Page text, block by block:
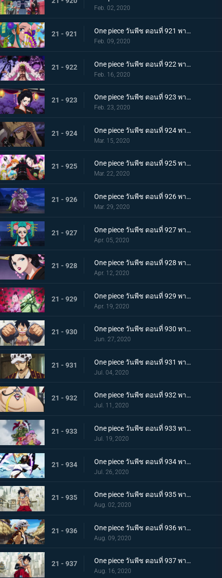
Feb. 02, 2020
21 - 921 One piece วันพีช ตอนที่ 921 พากย์ไทย ความงดงามตระการตา สาวงามแห่งประเทศวาโนะ โคมุราซากิ
Feb. 09, 2020
21 - 922 One piece วันพีช ตอนที่ 922 พากย์ไทย ตำนานลูกผู้ชาย! การเดินทางของโซโลและโทโนะยาสุ!
Feb. 16, 2020
21 - 923 One piece วันพีช ตอนที่ 923 พากย์ไทย สถานการณ์ฉุกเฉิน บิ๊กมัมย่างกรายสู่วาโนะ!
Feb. 23, 2020
21 - 924 One piece วันพีช ตอนที่ 924 พากย์ไทย เมืองในความโกลาหล! นักฆ่าหน้าใหม่ที่หมายหัวซันจิ
Mar. 15, 2020
21 - 925 One piece วันพีช ตอนที่ 925 พากย์ไทย การต่อสู้ครั้งใหญ่! ผู้พิทักษ์หน้ากากโซบะ!
Mar. 22, 2020
21 - 926 One piece วันพีช ตอนที่ 926 พากย์ไทย เข้าตาจน โอโรจิโอนิวาบังที่แสนอันตราย
Mar. 29, 2020
21 - 927 One piece วันพีช ตอนที่ 927 พากย์ไทย ขุมนรก! พญาอสรพิษผู้น่าสะพรึง โชกุนโอโรจิ
Apr. 05, 2020
21 - 928 One piece วันพีช ตอนที่ 928 พากย์ไทย ดอกไม้ที่ปลิดปลิว! วาระสุดท้ายของหญิงงามแห่งวาโนะ
Apr. 12, 2020
21 - 929 One piece วันพีช ตอนที่ 929 พากย์ไทย สายสัมพันธ์นักโทษ ลูฟี่กับปู่เฮียว!
Apr. 19, 2020
21 - 930 One piece วันพีช ตอนที่ 930 พากย์ไทย หัวหน้าใหญ่! ควีนแห่งหายนะปรากฏตัว!
Jun. 27, 2020
21 - 931 One piece วันพีช ตอนที่ 931 พากย์ไทย ปีนขึ้นไป ลูฟี่และการหนีตายที่เดิมพันด้วยชีวิต!
Jul. 04, 2020
21 - 932 One piece วันพีช ตอนที่ 932 พากย์ไทย อยู่หรือตาย ศึกซูโม่อินเฟอร์โนของควีน
Jul. 11, 2020
21 - 933 One piece วันพีช ตอนที่ 933 พากย์ไทย กิวคิมารุ! ศึกตัดสินของโซโลบนสะพานโออิฮางิ
Jul. 19, 2020
21 - 934 One piece วันพีช ตอนที่ 934 พากย์ไทย สถานะการณ์พลิกผัน! วิชาสามดาบข้ามเงื้อมมือมัจจุราช!
Jul. 26, 2020
21 - 935 One piece วันพีช ตอนที่ 935 พากย์ไทย โซโลต้องตะลึง! ตัวตนที่แท้จริงของสาวงามผู้เลอโฉม
Aug. 02, 2020
21 - 936 One piece วันพีช ตอนที่ 936 พากย์ไทย เรียนรู้ถึงแก่น ฮาคิแห่งวาโนะ ริวโอ!
Aug. 09, 2020
21 - 937 One piece วันพีช ตอนที่ 937 พากย์ไทย โทโนะยาสุ! ผู้เป็นที่รักของเมืองเอบิสุ!
Aug. 16, 2020